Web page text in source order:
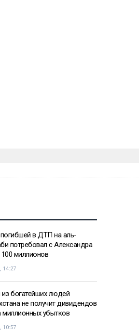
в ДТП на аль-
потребовал с Александра
миллионов
14:27
богатейших людей
не получит дивидендов
миллионных убытков
10:57